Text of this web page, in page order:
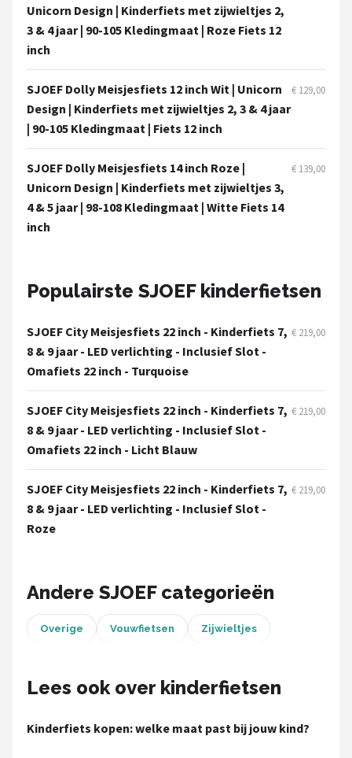
BBB Cycling
Schwalbe
Voltano
Shimano
Cortina
Alle merken →
Unicorn Design | Kinderfiets met zijwieltjes 2,
3 & 4 jaar | 90-105 Kledingmaat | Roze Fiets 12
inch
SJOEF Dolly Meisjesfiets 12 inch Wit | Unicorn
Design | Kinderfiets met zijwieltjes 2, 3 & 4 jaar
| 90-105 Kledingmaat | Fiets 12 inch
€ 129,00
SJOEF Dolly Meisjesfiets 14 inch Roze |
Unicorn Design | Kinderfiets met zijwieltjes 3,
4 & 5 jaar | 98-108 Kledingmaat | Witte Fiets 14
inch
€ 139,00
Populairste SJOEF kinderfietsen
SJOEF City Meisjesfiets 22 inch - Kinderfiets 7,
8 & 9 jaar - LED verlichting - Inclusief Slot -
Omafiets 22 inch - Turquoise
€ 219,00
SJOEF City Meisjesfiets 22 inch - Kinderfiets 7,
8 & 9 jaar - LED verlichting - Inclusief Slot -
Omafiets 22 inch - Licht Blauw
€ 219,00
SJOEF City Meisjesfiets 22 inch - Kinderfiets 7,
8 & 9 jaar - LED verlichting - Inclusief Slot -
Roze
€ 219,00
Andere SJOEF categorieën
Overige Vouwfietsen Zijwieltjes
Lees ook over kinderfietsen
Kinderfiets kopen: welke maat past bij jouw kind?